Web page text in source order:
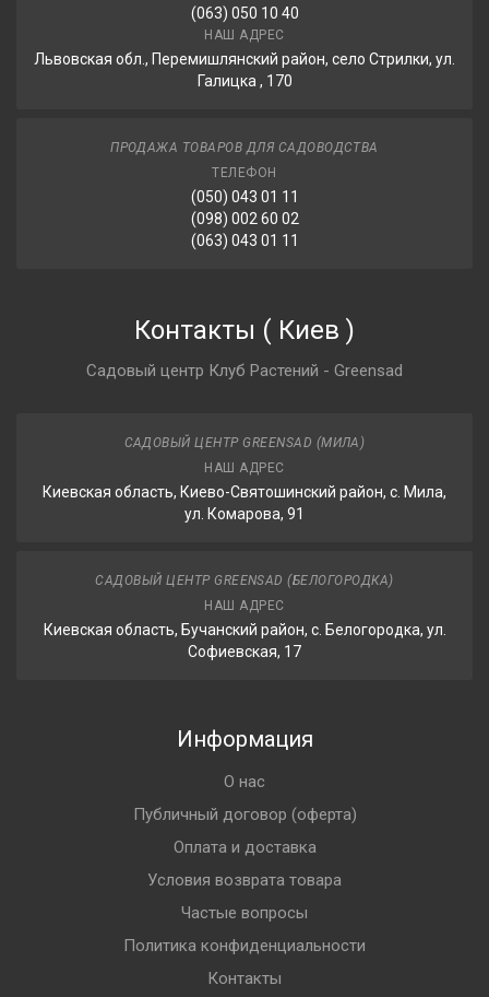
(063) 050 10 40
НАШ АДРЕС
Львовская обл., Перемишлянский район, село Стрилки, ул.
Галицка , 170
ПРОДАЖА ТОВАРОВ ДЛЯ САДОВОДСТВА
ТЕЛЕФОН
(050) 043 01 11
(098) 002 60 02
(063) 043 01 11
Контакты ( Киев )
Садовый центр Клуб Растений - Greensad
САДОВЫЙ ЦЕНТР GREENSAD (МИЛА)
НАШ АДРЕС
Киевская область, Киево-Святошинский район, с. Мила,
ул. Комарова, 91
САДОВЫЙ ЦЕНТР GREENSAD (БЕЛОГОРОДКА)
НАШ АДРЕС
Киевская область, Бучанский район, с. Белогородка, ул.
Софиевская, 17
Информация
О нас
Публичный договор (оферта)
Оплата и доставка
Условия возврата товара
Частые вопросы
Политика конфиденциальности
Контакты